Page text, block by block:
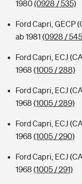
1980(0928 / 535)
Ford Capri, GECP
ab 1981 (0928 /
Ford Capri, ECJ
1968 (1005 / 288)
Ford Capri, ECJ
1968 (1005 / 289)
Ford Capri, ECJ
1968 (1005 / 290)
Ford Capri, ECJ
1968 (1005 / 291)